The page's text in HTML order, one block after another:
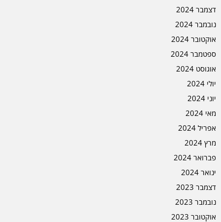
דצמבר 2024
נובמבר 2024
אוקטובר 2024
ספטמבר 2024
אוגוסט 2024
יולי 2024
יוני 2024
מאי 2024
אפריל 2024
מרץ 2024
פברואר 2024
ינואר 2024
דצמבר 2023
נובמבר 2023
אוקטובר 2023